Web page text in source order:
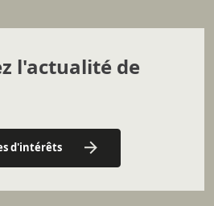
l'actualité de
d'intérêts